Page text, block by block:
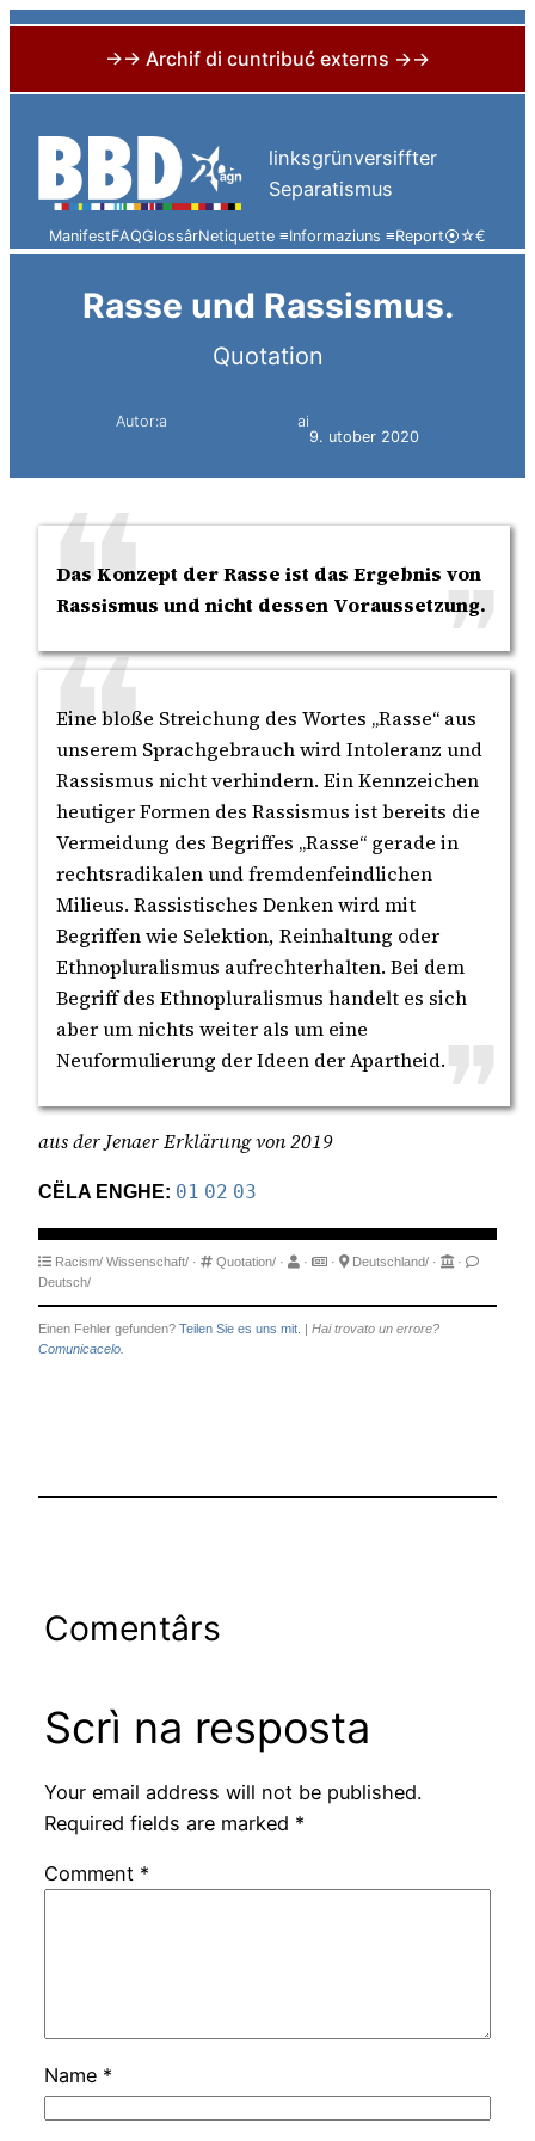
→→ Archif di cuntribuć externs →→
content
linksgrünversiffter
Separatismus
ManifestFAQGlossârNetiquette ≡Informaziuns ≡Report⦿☆€
Rasse und Rassismus.
Quotation
Autor:a
ai
9. utober 2020
Das Konzept der Rasse ist das Ergebnis von
Rassismus und nicht dessen Voraussetzung.
Eine bloße Streichung des Wortes „Rasse“ aus
unserem Sprachgebrauch wird Intoleranz und
Rassismus nicht verhindern. Ein Kennzeichen
heutiger Formen des Rassismus ist bereits die
Vermeidung des Begriffes „Rasse“ gerade in
rechtsradikalen und fremdenfeindlichen
Milieus. Rassistisches Denken wird mit
Begriffen wie Selektion, Reinhaltung oder
Ethnopluralismus aufrechterhalten. Bei dem
Begriff des Ethnopluralismus handelt es sich
aber um nichts weiter als um eine
Neuformulierung der Ideen der Apartheid.
aus der Jenaer Erklärung von 2019
CËLA ENGHE: 01 02 03
Racism/ Wissenschaft/ · Quotation/ · · · Deutschland/ ·
·
Deutsch/
Einen Fehler gefunden? Teilen Sie es uns mit. | Hai trovato un errore?
Comunicacelo.
Comentârs
Scrì na resposta
Your email address will not be published.
Required fields are marked *
Comment *
Name *